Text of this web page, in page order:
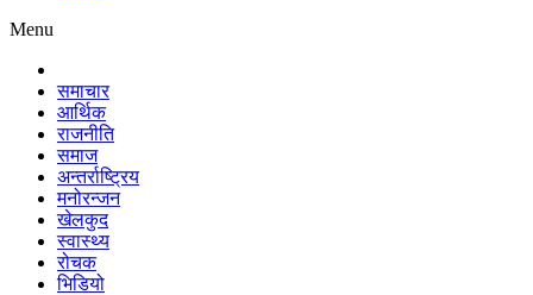
Menu
समाचार
आर्थिक
राजनीति
समाज
अन्तर्राष्ट्रिय
मनोरन्जन
खेलकुद
स्वास्थ्य
रोचक
भिडियो